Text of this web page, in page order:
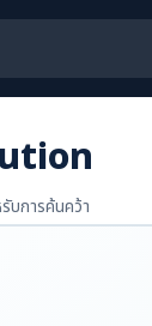
บการค้นคว้า